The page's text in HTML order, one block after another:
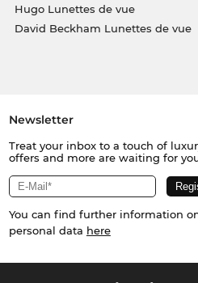
Hugo Lunettes de vue
David Beckham Lunettes de vue
Newsletter
Treat your inbox to a touch of
offers and more are waiting for
You can find further information
personal data here